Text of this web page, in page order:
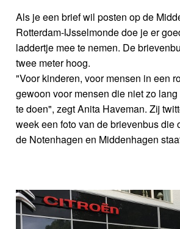
Als je een brief wil posten op de
Rotterdam-IJsselmonde doe je er
laddertje mee te nemen. De
twee meter hoog.
"Voor kinderen, voor mensen in een
gewoon voor mensen die niet zo
te doen", zegt Anita Haveman. Zij
week een foto van de brievenbus die
de Notenhagen en Middenhagen